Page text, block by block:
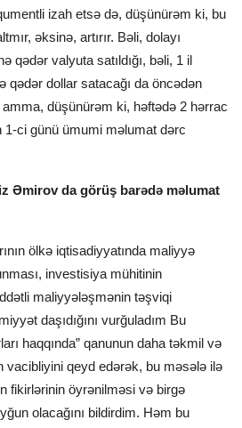
izah etsə də, düşünürəm ki, bu
əksinə, artırır. Bəli, dolayı
qədər valyuta satıldığı, bəli, 1 il
qədər dollar satacağı da öncədən
düşünürəm ki, həftədə 2 hərrac
1-ci günü ümumi məlumat dərc
Əmirov da görüş barədə məlumat
ölkə iqtisadiyyatında maliyyə
investisiya mühitinin
maliyyələşmənin təşviqi
daşıdığını vurğuladım Bu
haqqında” qanunun daha təkmil və
vacibliyini qeyd edərək, bu məsələ ilə
fikirlərinin öyrənilməsi və birgə
olacağını bildirdim. Həm bu